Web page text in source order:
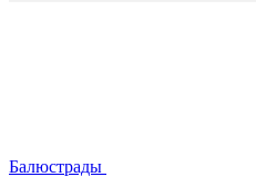
Балюстрады